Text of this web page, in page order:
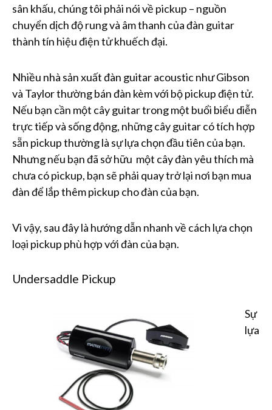
sân khấu, chúng tôi phải nói về pickup – nguồn
chuyển dịch độ rung và âm thanh của đàn guitar
thành tín hiệu điện tử khuếch đại.
Nhiều nhà sản xuất đàn guitar acoustic như Gibson
và Taylor thường bán đàn kèm với bộ pickup điện tử.
Nếu bạn cần một cây guitar trong một buổi biểu diễn
trực tiếp và sống động, những cây guitar có tích hợp
sẵn pickup thường là sự lựa chọn đầu tiên của bạn.
Nhưng nếu bạn đã sở hữu một cây đàn yêu thích mà
chưa có pickup, bạn sẽ phải quay trở lại nơi bạn mua
đàn để lắp thêm pickup cho đàn của bạn.
Vì vậy, sau đây là hướng dẫn nhanh về cách lựa chọn
loại pickup phù hợp với đàn của bạn.
Undersaddle Pickup
Sự
lựa